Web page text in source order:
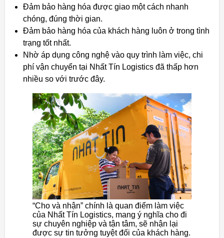
Đảm bảo hàng hóa được giao một cách nhanh
chóng, đúng thời gian.
Đảm bảo hàng hóa của khách hàng luôn ở trong tình
trạng tốt nhất.
Nhờ áp dụng công nghệ vào quy trình làm việc, chi
phí vận chuyển tại Nhất Tín Logistics đã thấp hơn
nhiều so với trước đây.
“Cho và nhận” chính là quan điểm làm việc
của Nhất Tín Logistics, mang ý nghĩa cho đi
sự chuyên nghiệp và tận tâm, sẽ nhận lại
được sự tin tưởng tuyệt đối của khách hàng.